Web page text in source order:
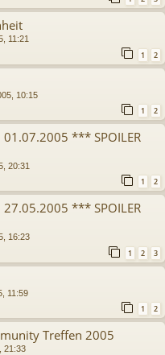
11:21
1 2
10:15
1 2
*** SPOILER
20:31
1 2
*** SPOILER
16:23
1 2 3
11:59
1 2
Treffen 2005
21:33